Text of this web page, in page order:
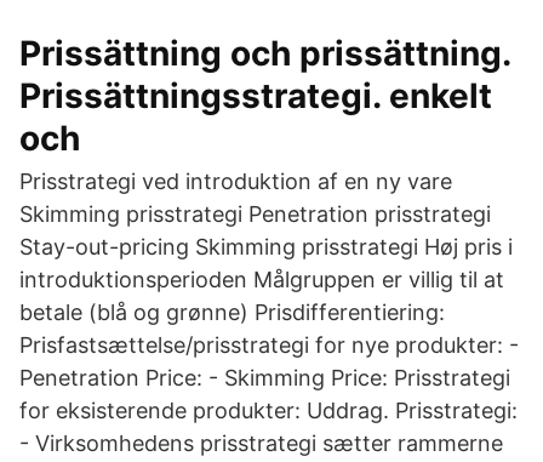
Prissättning och prissättning.
Prissättningsstrategi. enkelt
och
Prisstrategi ved introduktion af en ny vare
Skimming prisstrategi Penetration prisstrategi
Stay-out-pricing Skimming prisstrategi Høj pris i
introduktionsperioden Målgruppen er villig til at
betale (blå og grønne) Prisdifferentiering:
Prisfastsættelse/prisstrategi for nye produkter: -
Penetration Price: - Skimming Price: Prisstrategi
for eksisterende produkter: Uddrag. Prisstrategi:
- Virksomhedens prisstrategi sætter rammerne